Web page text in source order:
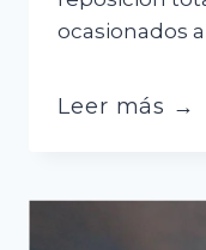
ocasionados
Leer más →
Accidente
la